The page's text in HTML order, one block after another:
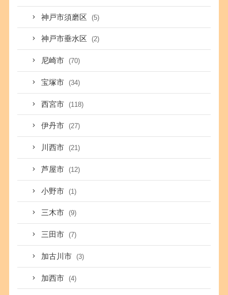
神戸市須磨区 (5)
神戸市垂水区 (2)
尼崎市 (70)
宝塚市 (34)
西宮市 (118)
伊丹市 (27)
川西市 (21)
芦屋市 (12)
小野市 (1)
三木市 (9)
三田市 (7)
加古川市 (3)
加西市 (4)